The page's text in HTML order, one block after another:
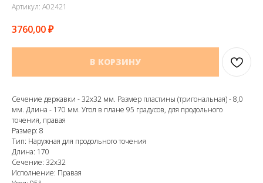
Артикул: A02421
3760,00₽
В КОРЗИНУ
Сечение державки - 32х32 мм. Размер пластины (тригональная) - 8,0
мм. Длина - 170 мм. Угол в плане 95 градусов, для продольного
точения, правая
Размер: 8
Тип: Наружная для продольного точения
Длина: 170
Сечение: 32х32
Исполнение: Правая